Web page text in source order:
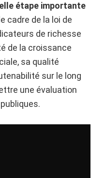
étape importante
cadre de la loi de
de richesse
de la croissance
sa qualité
sur le long
une évaluation